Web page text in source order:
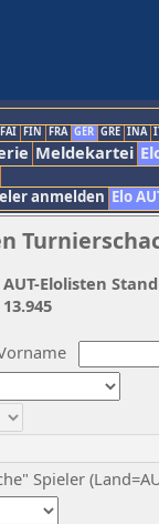
FAI FIN FRA GER GRE INA
Meldekartei
anmelden Elo
Spieler
AUT-Elolisten
13.945